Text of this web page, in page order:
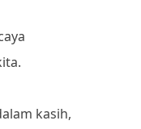
kasih,